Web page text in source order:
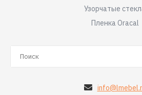
Узорчатые
Пленка Oracal